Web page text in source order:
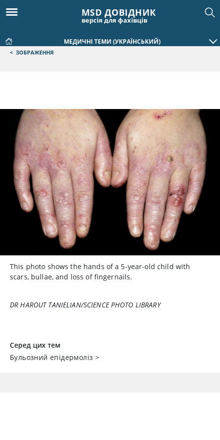
MSD ДОВІДНИК
версія для фахівців
МЕДИЧНІ ТЕМИ (УКРАЇНСЬКИЙ)
< ЗОБРАЖЕННЯ
This photo shows the hands of a 5-year-old child with
scars, bullae, and loss of fingernails.
DR HAROUT TANIELIAN/SCIENCE PHOTO LIBRARY
Серед цих тем
Бульозний епідермоліз >